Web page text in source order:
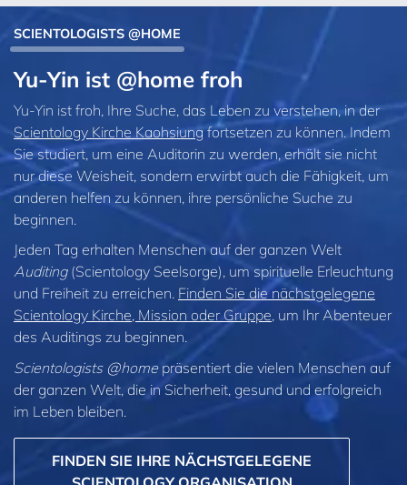
SCIENTOLOGISTS @HOME
Yu-Yin ist @home froh
Yu-Yin ist froh, Ihre Suche, das Leben zu verstehen, in der
Scientology Kirche Kaohsiungfortsetzen zu können. Indem
Sie studiert, um eine Auditorin zu werden, erhält sie nicht
nur diese Weisheit, sondern erwirbt auch die Fähigkeit, um
anderen helfen zu können, ihre persönliche Suche zu
beginnen.
Jeden Tag erhalten Menschen auf der ganzen Welt
Auditing(Scientology Seelsorge), um spirituelle Erleuchtung
und Freiheit zu erreichen. Finden Sie die nächstgelegene
Scientology Kirche, Mission oder Gruppe, um Ihr Abenteuer
des Auditings zu beginnen.
Scientologists @homepräsentiert die vielen Menschen auf
der ganzen Welt, die in Sicherheit, gesund und erfolgreich
im Leben bleiben.
FINDEN SIE IHRE NÄCHSTGELEGENE